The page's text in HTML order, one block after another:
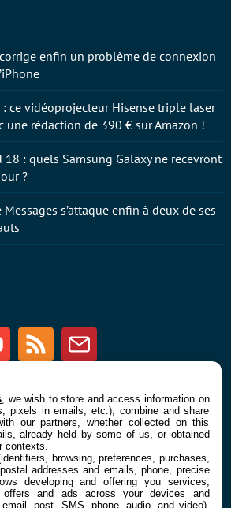
Youtube RSS Newsletter
À PROPOS
Contact
enfin un problème de connexion
ce vidéoprojecteur Hisense triple laser
une rédaction de 390 € sur Amazon !
18 : quels Samsung Galaxy ne recevront
?
Messages s’attaque enfin à deux de ses
, we wish to store and access information on
pixels in emails, etc.), combine and share
our partners, whether collected on this
already held by some of us, or obtained
contexts.
browsing, preferences, purchases,
addresses and emails, phone, precise
developing and offering you services,
offers and ads across your devices and
post, SMS, phone, audio, and video),